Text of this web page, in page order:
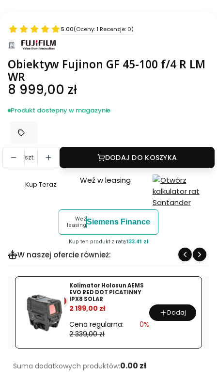
5.00(Oceny: 1 Recenzje: 0)
Obiektyw Fujinon GF 45-100 f/4 R LM
WR
Cena
8 999,00 zł
Produkt dostepny w magazynie
szt. DODAJ DO KOSZYKA
Szybki
Obiektyw
GF
f/4
R
LM
WR
Kup Teraz Weź w leasing
Weź
leasingSiemens Finance
Kup ten produkt z ratą133.41 zł
W naszej ofercie również:
%
Kolimator Holosun AEMS
EVO RED DOT PICATINNY
IPX8 SOLAR
2 199,00 zł
Cena regularna:
2 339,00 zł
0%
Dodaj
Suma dodatkowych produktów:0.00 zł